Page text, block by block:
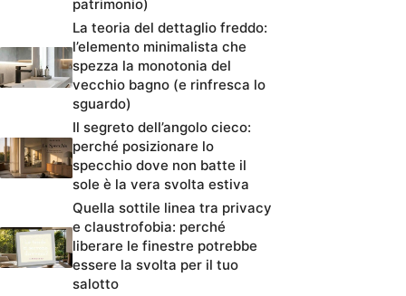
patrimonio)
La teoria del dettaglio freddo:
l’elemento minimalista che
spezza la monotonia del
vecchio bagno (e rinfresca lo
sguardo)
Il segreto dell’angolo cieco:
perché posizionare lo
specchio dove non batte il
sole è la vera svolta estiva
Quella sottile linea tra privacy
e claustrofobia: perché
liberare le finestre potrebbe
essere la svolta per il tuo
salotto